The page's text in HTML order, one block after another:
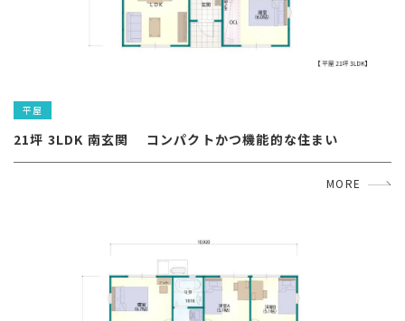
平屋
21坪 3LDK 南玄関 　コンパクトかつ機能的な住まい
MORE